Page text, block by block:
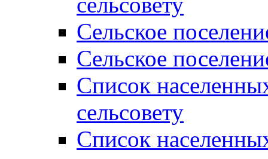
Сельское
Сельское
Список
сельсовету
Список